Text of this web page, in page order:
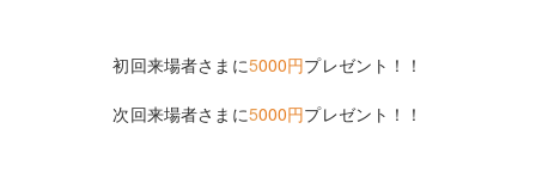
初回来場者さまに5000円プレゼント！！
次回来場者さまに5000円プレゼント！！